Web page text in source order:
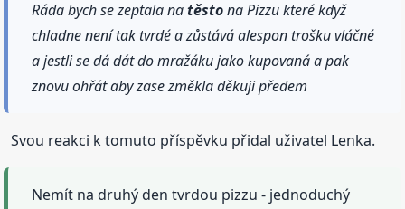
Ráda bych se zeptala natěstona Pizzu které když
chladne není tak tvrdé a zůstává alespon trošku vláčné
a jestli se dá dát do mražáku jako kupovaná a pak
znovu ohřát aby zase změkla děkuji předem
Svou reakci k tomuto příspěvku přidal uživatel Lenka.
Nemít na druhý den tvrdou pizzu - jednoduchý